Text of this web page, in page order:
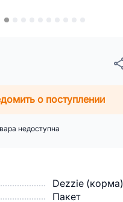
Dezzie (корма)
Пакет
о поступлении
недоступна